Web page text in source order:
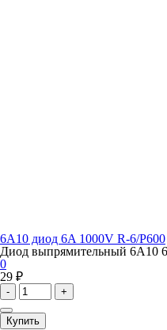
6A10 диод 6A 1000V R-6/P600
Диод выпрямительный 6A10
0
29 ₽
- +
Купить